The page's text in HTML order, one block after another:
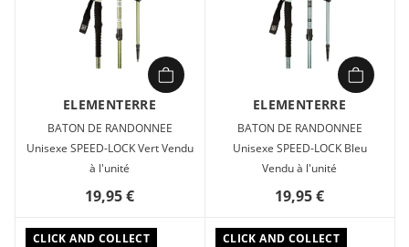
ELEMENTERRE
BATON DE RANDONNEE
Unisexe SPEED-LOCK Vert Vendu
à l'unité
19,95 €
ELEMENTERRE
BATON DE RANDONNEE
Unisexe SPEED-LOCK Bleu
Vendu à l'unité
19,95 €
CLICK AND COLLECT CLICK AND COLLECT